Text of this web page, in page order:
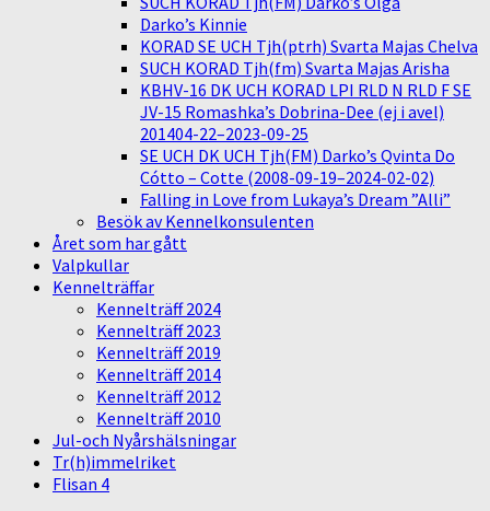
Darko’s Kinnie
KORAD SE UCH Tjh(ptrh) Svarta Majas Chelva
SUCH KORAD Tjh(fm) Svarta Majas Arisha
KBHV-16 DK UCH KORAD LPI RLD N RLD F SE
JV-15 Romashka’s Dobrina-Dee (ej i avel)
201404-22–2023-09-25
SE UCH DK UCH Tjh(FM) Darko’s Qvinta Do
Cótto – Cotte (2008-09-19–2024-02-02)
Falling in Love from Lukaya’s Dream ”Alli”
Besök av Kennelkonsulenten
Året som har gått
Valpkullar
Kennelträffar
Kennelträff 2024
Kennelträff 2023
Kennelträff 2019
Kennelträff 2014
Kennelträff 2012
Kennelträff 2010
Jul-och Nyårshälsningar
Tr(h)immelriket
Flisan 4